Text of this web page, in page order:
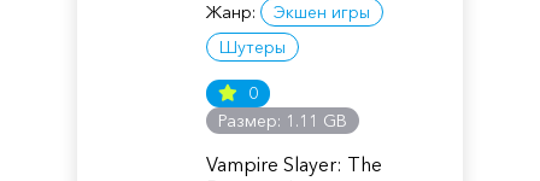
Жанр:
Экшен игры
Шутеры
0
Размер: 1.11 GB
Vampire Slayer: The